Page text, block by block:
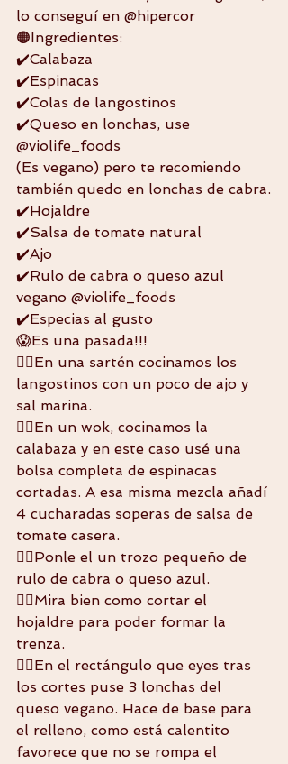
lo conseguí en @hipercor
🟠Ingredientes:
✔️Calabaza
✔️Espinacas
✔️Colas de langostinos
✔️Queso en lonchas, use
@violife_foods
(Es vegano) pero te recomiendo
también quedo en lonchas de cabra.
✔️Hojaldre
✔️Salsa de tomate natural
✔️Ajo
✔️Rulo de cabra o queso azul
vegano @violife_foods
✔️Especias al gusto
😱Es una pasada!!!
👉🏼En una sartén cocinamos los
langostinos con un poco de ajo y
sal marina.
👉🏼En un wok, cocinamos la
calabaza y en este caso usé una
bolsa completa de espinacas
cortadas. A esa misma mezcla añadí
4 cucharadas soperas de salsa de
tomate casera.
👉🏼Ponle el un trozo pequeño de
rulo de cabra o queso azul.
👉🏼Mira bien como cortar el
hojaldre para poder formar la
trenza.
👉🏼En el rectángulo que eyes tras
los cortes puse 3 lonchas del
queso vegano. Hace de base para
el relleno, como está calentito
favorece que no se rompa el